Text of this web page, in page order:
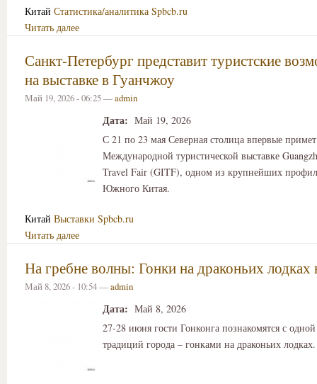
Китай Статистика/аналитика Spbcb.ru
Читать далее
Санкт-Петербург представит туристские
на выставке в Гуанчжоу
Май 19, 2026 - 06:25 —admin
Дата: Май 19, 2026
С 21 по 23 мая Северная столица впервые
Международной туристической выставке
Travel Fair (GITF), одном из крупнейших
Южного Китая.
Китай Выставки Spbcb.ru
Читать далее
На гребне волны: Гонки на драконьих лодках
Май 8, 2026 - 10:54 —admin
Дата: Май 8, 2026
27-28 июня гости Гонконга познакомятся с
традиций города – гонками на драконьих лодках.